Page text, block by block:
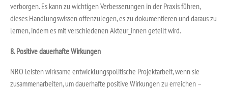
verborgen. Es kann zu wichtigen Verbesserungen in der Praxis führen,
dieses Handlungswissen offenzulegen, es zu dokumentieren und daraus zu
lernen, indem es mit verschiedenen Akteur_innen geteilt wird.
8. Positive dauerhafte Wirkungen
NRO leisten wirksame entwicklungspolitische Projektarbeit, wenn sie
zusammenarbeiten, um dauerhafte positive Wirkungen zu erreichen –